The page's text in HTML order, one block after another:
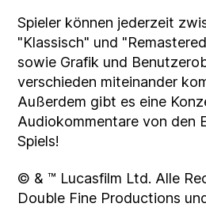
Spieler können jederzeit
"Klassisch" und
sowie Grafik und
verschieden miteinander
Außerdem gibt es eine
Audiokommentare von den
Spiels!
© & ™ Lucasfilm Ltd. Alle
Double Fine Productions